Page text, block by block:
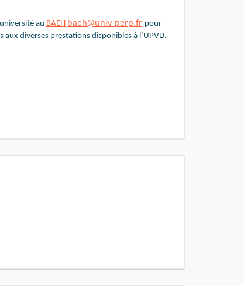
au BAEH baeh@univ-perp.fr pour
diverses prestations disponibles à l’UPVD.